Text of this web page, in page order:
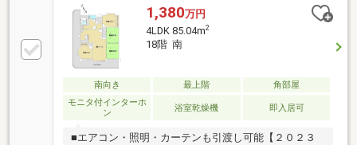
1,380万円
4LDK 85.04m2
18階 南
南向き 最上階
角部屋
モニタ付インターホ
ン
浴室乾燥機 即入居可
■エアコン・照明・カーテンも引渡し可能【２０２３